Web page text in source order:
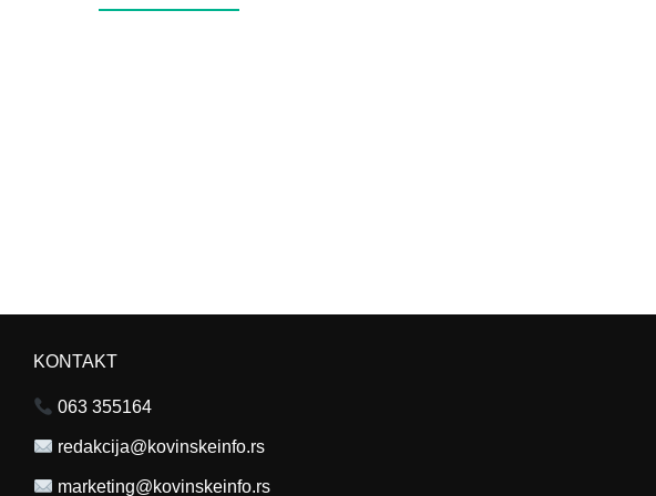
KONTAKT
063 355164
redakcija@kovinskeinfo.rs
marketing@kovinskeinfo.rs